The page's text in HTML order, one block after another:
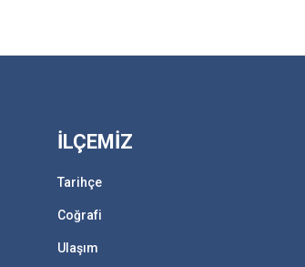
İLÇEMİZ
Tarihçe
Coğrafi
Ulaşım